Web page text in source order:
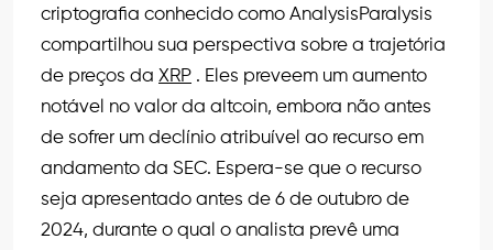
criptografia conhecido como AnalysisParalysis
compartilhou sua perspectiva sobre a trajetória
de preços da XRP . Eles preveem um aumento
notável no valor da altcoin, embora não antes
de sofrer um declínio atribuível ao recurso em
andamento da SEC. Espera-se que o recurso
seja apresentado antes de 6 de outubro de
2024, durante o qual o analista prevê uma